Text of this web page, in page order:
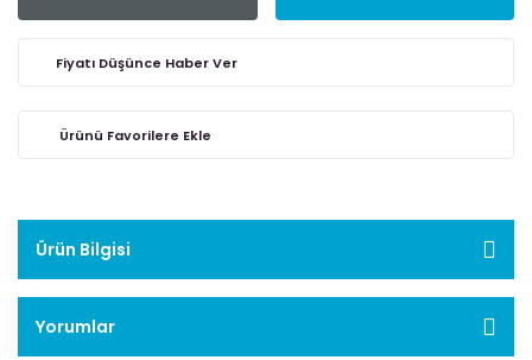
Fiyatı Düşünce Haber Ver
Ürün Bilgisi
Yorumlar